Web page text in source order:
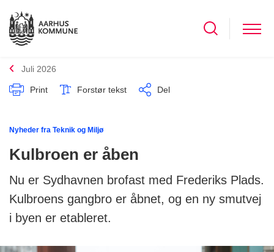
Juli 2026
Print Forstør tekst Del
Nyheder fra Teknik og Miljø
Kulbroen er åben
Nu er Sydhavnen brofast med Frederiks Plads.
Kulbroens gangbro er åbnet, og en ny smutvej
i byen er etableret.